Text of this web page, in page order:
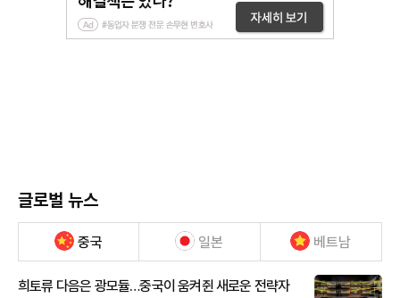
글로벌 뉴스
중국 일본 베트남
희토류 다음은 광모듈…중국이 움켜쥔 새로운 전략자